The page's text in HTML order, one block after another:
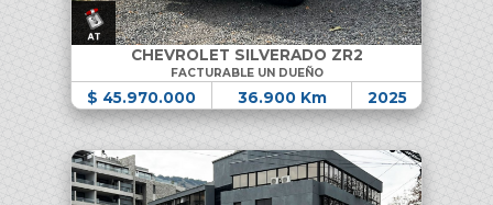
CHEVROLET SILVERADO ZR2
FACTURABLE UN DUEÑO
$ 45.970.000 36.900 Km 2025